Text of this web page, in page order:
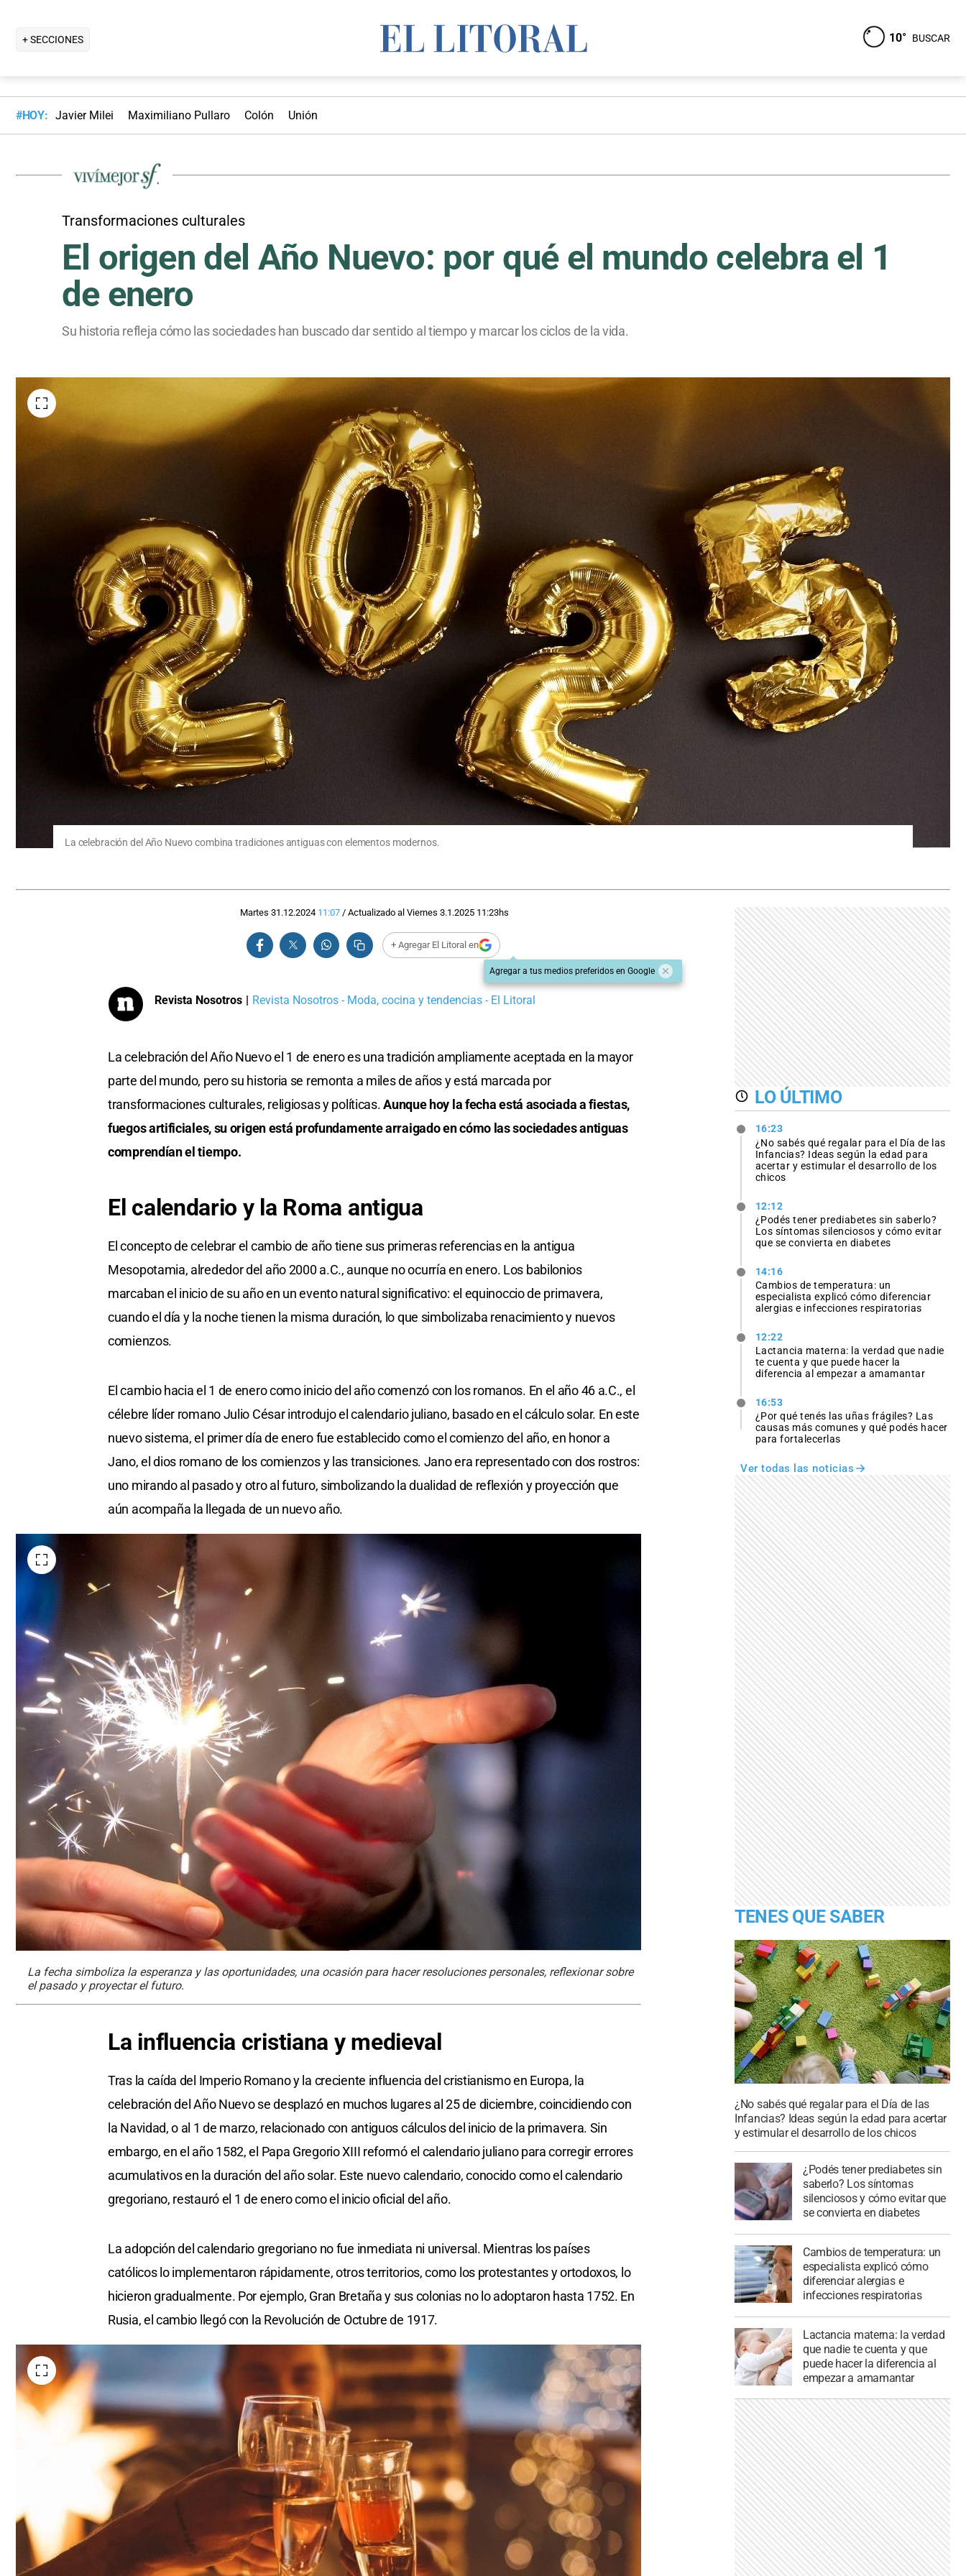
+ SECCIONES 10° BUSCAR
#HOY: Javier Milei Maximiliano Pullaro Colón Unión
Transformaciones culturales
El origen del Año Nuevo: por qué el mundo celebra el 1
de enero
Su historia refleja cómo las sociedades han buscado dar sentido al tiempo y marcar los ciclos de la vida.
La celebración del Año Nuevo combina tradiciones antiguas con elementos modernos.
Martes 31.12.2024 11:07 / Actualizado al Viernes 3.1.2025 11:23hs
+ Agregar El Litoral en
Agregar a tus medios preferidos en Google
Revista Nosotros | Revista Nosotros - Moda, cocina y tendencias - El Litoral
La celebración del Año Nuevo el 1 de enero es una tradición ampliamente aceptada en la mayor
parte del mundo, pero su historia se remonta a miles de años y está marcada por
transformaciones culturales, religiosas y políticas.Aunque hoy la fecha está asociada a fiestas,
fuegos artificiales, su origen está profundamente arraigado en cómo las sociedades antiguas
comprendían el tiempo.
El calendario y la Roma antigua
El concepto de celebrar el cambio de año tiene sus primeras referencias en la antigua
Mesopotamia, alrededor del año 2000 a.C., aunque no ocurría en enero. Los babilonios
marcaban el inicio de su año en un evento natural significativo: el equinoccio de primavera,
cuando el día y la noche tienen la misma duración, lo que simbolizaba renacimiento y nuevos
comienzos.
El cambio hacia el 1 de enero como inicio del año comenzó con los romanos. En el año 46 a.C., el
célebre líder romano Julio César introdujo el calendario juliano, basado en el cálculo solar. En este
nuevo sistema, el primer día de enero fue establecido como el comienzo del año, en honor a
Jano, el dios romano de los comienzos y las transiciones. Jano era representado con dos rostros:
uno mirando al pasado y otro al futuro, simbolizando la dualidad de reflexión y proyección que
aún acompaña la llegada de un nuevo año.
La fecha simboliza la esperanza y las oportunidades, una ocasión para hacer resoluciones personales, reflexionar sobre
el pasado y proyectar el futuro.
La influencia cristiana y medieval
Tras la caída del Imperio Romano y la creciente influencia del cristianismo en Europa, la
celebración del Año Nuevo se desplazó en muchos lugares al 25 de diciembre, coincidiendo con
la Navidad, o al 1 de marzo, relacionado con antiguos cálculos del inicio de la primavera. Sin
embargo, en el año 1582, el Papa Gregorio XIII reformó el calendario juliano para corregir errores
acumulativos en la duración del año solar. Este nuevo calendario, conocido como el calendario
gregoriano, restauró el 1 de enero como el inicio oficial del año.
La adopción del calendario gregoriano no fue inmediata ni universal. Mientras los países
católicos lo implementaron rápidamente, otros territorios, como los protestantes y ortodoxos, lo
hicieron gradualmente. Por ejemplo, Gran Bretaña y sus colonias no lo adoptaron hasta 1752. En
Rusia, el cambio llegó con la Revolución de Octubre de 1917.
LO ÚLTIMO
16:23
¿No sabés qué regalar para el Día de las
Infancias? Ideas según la edad para
acertar y estimular el desarrollo de los
chicos
12:12
¿Podés tener prediabetes sin saberlo?
Los síntomas silenciosos y cómo evitar
que se convierta en diabetes
14:16
Cambios de temperatura: un
especialista explicó cómo diferenciar
alergias e infecciones respiratorias
12:22
Lactancia materna: la verdad que nadie
te cuenta y que puede hacer la
diferencia al empezar a amamantar
16:53
¿Por qué tenés las uñas frágiles? Las
causas más comunes y qué podés hacer
para fortalecerlas
Ver todas las noticias
TENES QUE SABER
¿No sabés qué regalar para el Día de las
Infancias? Ideas según la edad para acertar
y estimular el desarrollo de los chicos
¿Podés tener prediabetes sin
saberlo? Los síntomas
silenciosos y cómo evitar que
se convierta en diabetes
Cambios de temperatura: un
especialista explicó cómo
diferenciar alergias e
infecciones respiratorias
Lactancia materna: la verdad
que nadie te cuenta y que
puede hacer la diferencia al
empezar a amamantar